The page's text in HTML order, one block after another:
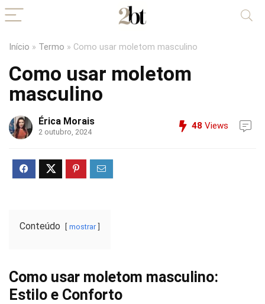
Início » Termo » Como usar moletom masculino
Como usar moletom
masculino
Érica Morais
2 outubro, 2024
48 Views
Conteúdo mostrar
Como usar moletom masculino:
Estilo e Conforto